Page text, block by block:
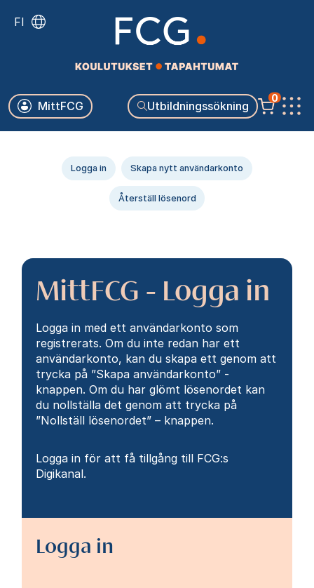
FI
Utbildningssökning
Käyttäjävalikko
MittFCG
0
Primära
Logga in Skapa nytt användarkonto
Återställ lösenord
MittFCG - Logga in
Logga in med ett användarkonto som
registrerats. Om du inte redan har ett
användarkonto, kan du skapa ett genom att
trycka på ”Skapa användarkonto” -
knappen. Om du har glömt lösenordet kan
du nollställa det genom att trycka på
”Nollställ lösenordet” – knappen.
Logga in för att få tillgång till FCG:s
Digikanal.
Logga in